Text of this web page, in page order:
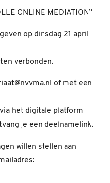
ONLINE MEDIATION”
op dinsdag 21 april
verbonden.
of met een
het digitale platform
je een deelnamelink.
willen stellen aan